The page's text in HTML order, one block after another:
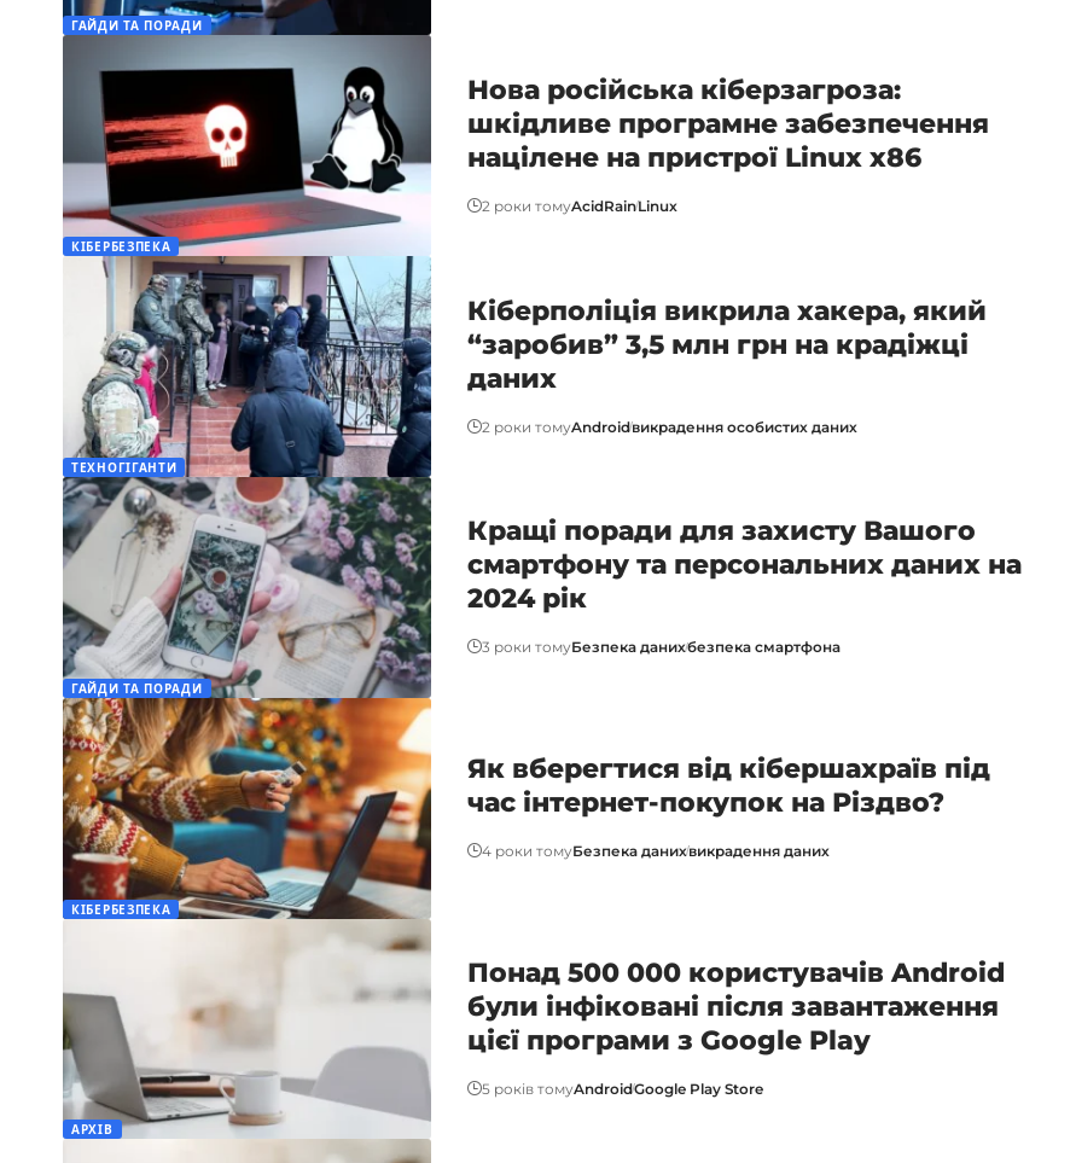
ГАЙДИ ТА ПОРАДИ
КІБЕРБЕЗПЕКА
Нова російська кіберзагроза:
шкідливе програмне забезпечення
націлене на пристрої Linux x86
2 роки томуAcidRainLinux
ТЕХНОГІГАНТИ
Кіберполіція викрила хакера, який
“заробив” 3,5 млн грн на крадіжці
даних
2 роки томуAndroidвикрадення особистих даних
ГАЙДИ ТА ПОРАДИ
Кращі поради для захисту Вашого
смартфону та персональних даних на
2024 рік
3 роки томуБезпека данихбезпека смартфона
КІБЕРБЕЗПЕКА
Як вберегтися від кібершахраїв під
час інтернет-покупок на Різдво?
4 роки томуБезпека данихвикрадення даних
АРХІВ
Понад 500 000 користувачів Android
були інфіковані після завантаження
цієї програми з Google Play
5 років томуAndroidGoogle Play Store